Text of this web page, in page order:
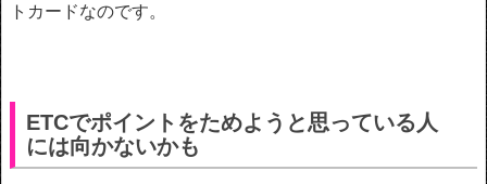
トカードなのです。
ETCでポイントをためようと思っている人
には向かないかも